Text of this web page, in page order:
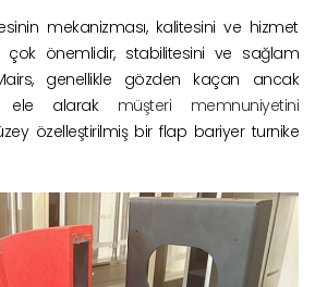
mekanizması, kalitesini ve hizmet
çok önemlidir, stabilitesini ve sağlam
Mairs, genellikle gözden kaçan ancak
ele alarak müşteri memnuniyetini
özelleştirilmiş bir flap bariyer turnike